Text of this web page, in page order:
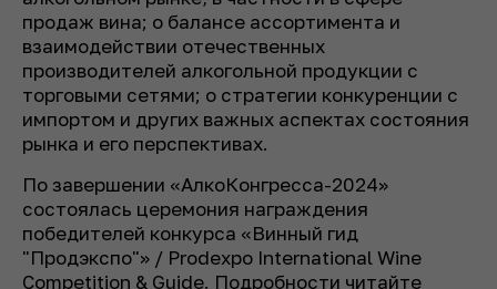
продаж вина; о балансе ассортимента и
взаимодействии отечественных
производителей алкогольной продукции с
торговыми сетями; о стратегии конкуренции с
импортом и других важных аспектах состояния
рынка и его перспективах.
По завершении «АлкоКонгресса-2024»
состоялась церемония награждения
победителей конкурса «Винный гид
"Продэкспо"» / Prodexpo International Wine
Competition & Guide. Подробности читайте